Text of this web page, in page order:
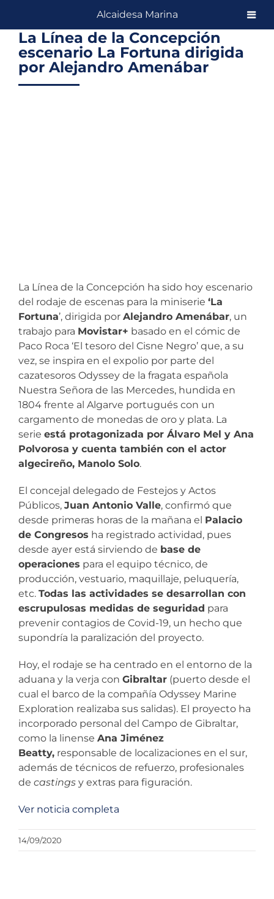
contentLa Línea de la Concepción
escenario La Fortuna dirigida
por Alejandro Amenábar
La Línea de la Concepción ha sido hoy escenario
del rodaje de escenas para la miniserie ‘La
Fortuna’, dirigida por Alejandro Amenábar, un
trabajo para Movistar+ basado en el cómic de
Paco Roca ‘El tesoro del Cisne Negro’ que, a su
vez, se inspira en el expolio por parte del
cazatesoros Odyssey de la fragata española
Nuestra Señora de las Mercedes, hundida en
1804 frente al Algarve portugués con un
cargamento de monedas de oro y plata. La
serie está protagonizada por Álvaro Mel y Ana
Polvorosa y cuenta también con el actor
algecireño, Manolo Solo.
El concejal delegado de Festejos y Actos
Públicos, Juan Antonio Valle, confirmó que
desde primeras horas de la mañana el Palacio
de Congresos ha registrado actividad, pues
desde ayer está sirviendo de base de
operaciones para el equipo técnico, de
producción, vestuario, maquillaje, peluquería,
etc. Todas las actividades se desarrollan con
escrupulosas medidas de seguridad para
prevenir contagios de Covid-19, un hecho que
supondría la paralización del proyecto.
Hoy, el rodaje se ha centrado en el entorno de la
aduana y la verja con Gibraltar (puerto desde el
cual el barco de la compañía Odyssey Marine
Exploration realizaba sus salidas). El proyecto ha
incorporado personal del Campo de Gibraltar,
como la linense Ana Jiménez
Beatty, responsable de localizaciones en el sur,
además de técnicos de refuerzo, profesionales
de castings y extras para figuración.
Ver noticia completa
14/09/2020
Alcaidesa Marina